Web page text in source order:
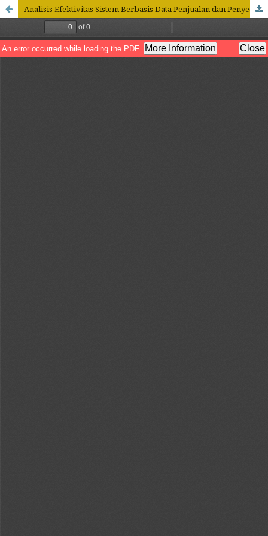
Analisis Efektivitas Sistem Berbasis Data Penjualan dan Penyediaan Barang